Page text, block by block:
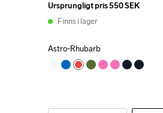
Ursprungligt pris550 SEK
Finns i lager
Astro-Rhubarb